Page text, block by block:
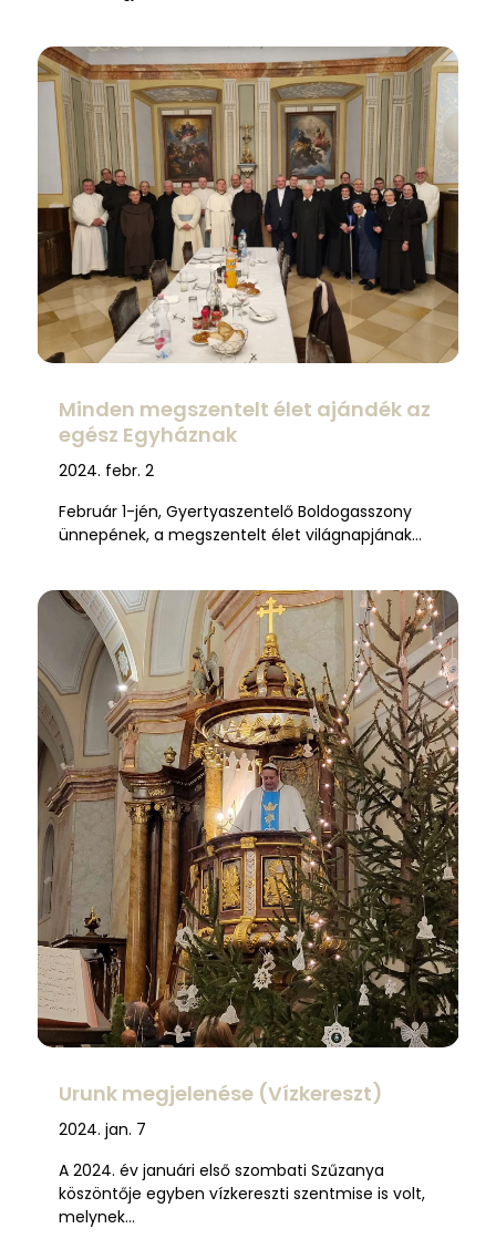
Minden megszentelt élet ajándék az
egész Egyháznak
2024. febr. 2
Február 1-jén, Gyertyaszentelő Boldogasszony
ünnepének, a megszentelt élet világnapjának…
Urunk megjelenése (Vízkereszt)
2024. jan. 7
A 2024. év januári első szombati Szűzanya
köszöntője egyben vízkereszti szentmise is volt,
melynek…